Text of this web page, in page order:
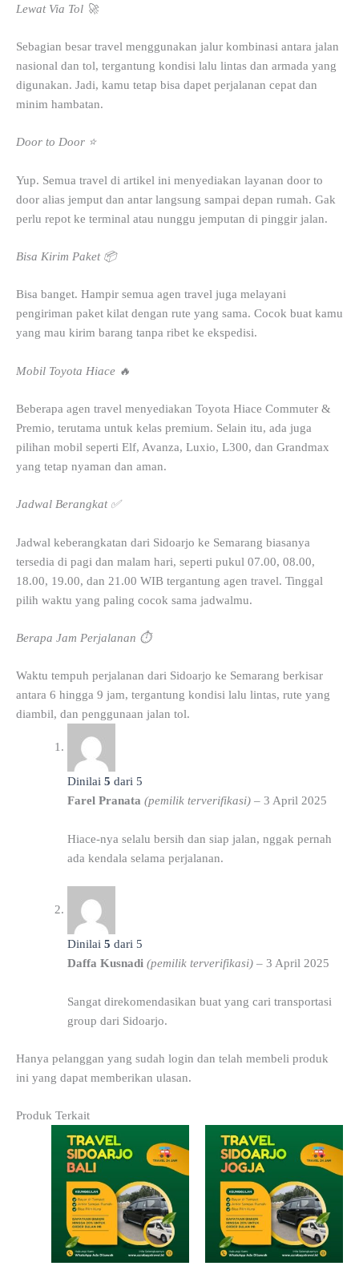
Lewat Via Tol 🚀
Sebagian besar travel menggunakan jalur kombinasi antara jalan
nasional dan tol, tergantung kondisi lalu lintas dan armada yang
digunakan. Jadi, kamu tetap bisa dapet perjalanan cepat dan
minim hambatan.
Door to Door ⭐
Yup. Semua travel di artikel ini menyediakan layanan door to
door alias jemput dan antar langsung sampai depan rumah. Gak
perlu repot ke terminal atau nunggu jemputan di pinggir jalan.
Bisa Kirim Paket 📦
Bisa banget. Hampir semua agen travel juga melayani
pengiriman paket kilat dengan rute yang sama. Cocok buat kamu
yang mau kirim barang tanpa ribet ke ekspedisi.
Mobil Toyota Hiace 🔥
Beberapa agen travel menyediakan Toyota Hiace Commuter &
Premio, terutama untuk kelas premium. Selain itu, ada juga
pilihan mobil seperti Elf, Avanza, Luxio, L300, dan Grandmax
yang tetap nyaman dan aman.
Jadwal Berangkat ✅
Jadwal keberangkatan dari Sidoarjo ke Semarang biasanya
tersedia di pagi dan malam hari, seperti pukul 07.00, 08.00,
18.00, 19.00, dan 21.00 WIB tergantung agen travel. Tinggal
pilih waktu yang paling cocok sama jadwalmu.
Berapa Jam Perjalanan ⏱️
Waktu tempuh perjalanan dari Sidoarjo ke Semarang berkisar
antara 6 hingga 9 jam, tergantung kondisi lalu lintas, rute yang
diambil, dan penggunaan jalan tol.
Dinilai 5 dari 5
Farel Pranata (pemilik terverifikasi) – 3 April 2025
Hiace-nya selalu bersih dan siap jalan, nggak pernah
ada kendala selama perjalanan.
Dinilai 5 dari 5
Daffa Kusnadi (pemilik terverifikasi) – 3 April 2025
Sangat direkomendasikan buat yang cari transportasi
group dari Sidoarjo.
Hanya pelanggan yang sudah login dan telah membeli produk
ini yang dapat memberikan ulasan.
Produk Terkait